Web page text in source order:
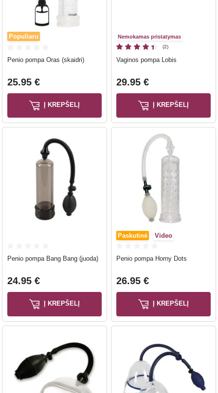
Populiaru
Penio pompa Oras (skaidri)
25.95 €
Į KREPŠELĮ
Nemokamas pristatymas
(2)
Vaginos pompa Lobis
29.95 €
Į KREPŠELĮ
Penio pompa Bang Bang (juoda)
24.95 €
Į KREPŠELĮ
Paskutinė Video
Penio pompa Horny Dots
26.95 €
Į KREPŠELĮ